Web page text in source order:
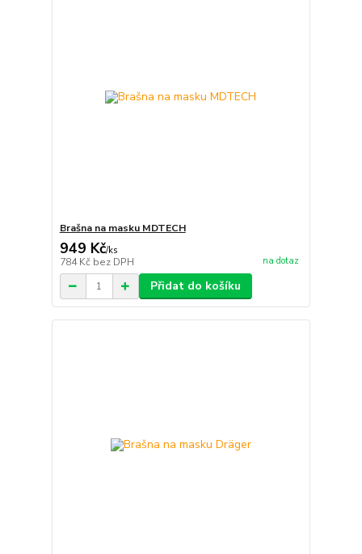
Brašna na masku MDTECH
949 Kč/ks
784 Kč bez DPH na dotaz
Přidat do košíku